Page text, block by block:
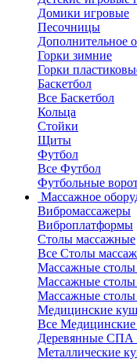
Домики игровые
Песочницы
Дополнительное
Горки зимние
Горки
Баскетбол
Все Баскетбол
Кольца
Стойки
Щиты
Футбол
Все Футбол
Футбольные
Массажное
Вибромассажеры
Виброплатформы
Столы массажные
Все Столы
Массажные столы
Массажные столы
Массажные столы
Медицинские
Все
Деревянные СПА
Металлические